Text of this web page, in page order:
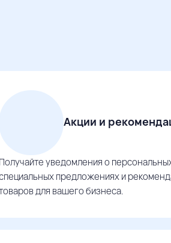
Акции и
Получайте уведомления о
предложениях и
для вашего бизнеса.